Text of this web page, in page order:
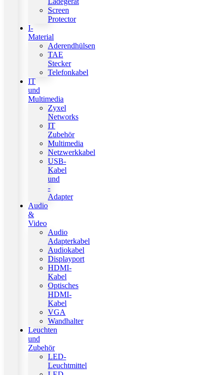
Screen
Protector
I-
Material
Aderendhülsen
TAE
Stecker
Telefonkabel
IT
und
Multimedia
Zyxel
Networks
IT
Zubehör
Multimedia
Netzwerkkabel
USB-
Kabel
und
-
Adapter
Audio
&
Video
Audio
Adapterkabel
Audiokabel
Displayport
HDMI-
Kabel
Optisches
HDMI-
Kabel
VGA
Wandhalter
Leuchten
und
Zubehör
LED-
Leuchtmittel